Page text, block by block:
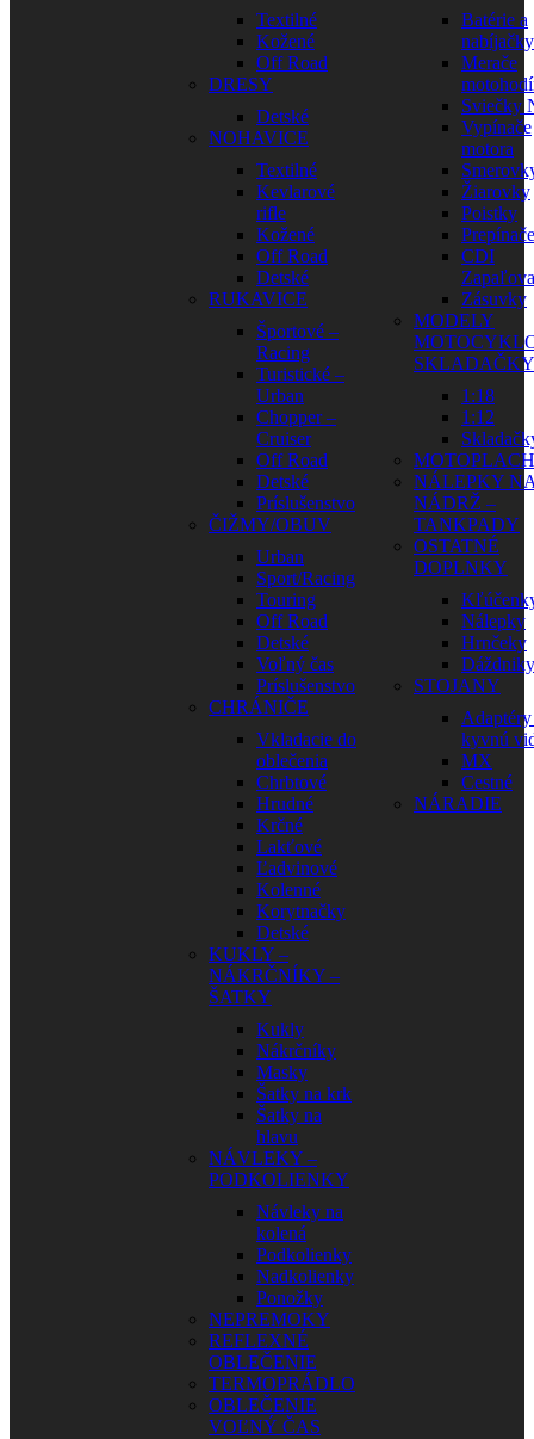
Textilné
Kožené
Off Road
DRESY
Detské
NOHAVICE
Textilné
Kevlarové
rifle
Kožené
Off Road
Detské
RUKAVICE
Športové –
Racing
Turistické –
Urban
Chopper –
Cruiser
Off Road
Detské
Príslušenstvo
ČIŽMY/OBUV
Urban
Sport/Racing
Touring
Off Road
Detské
Voľný čas
Príslušenstvo
CHRÁNIČE
Vkladacie do
oblečenia
Chrbtové
Hrudné
Krčné
Lakťové
Ľadvinové
Kolenné
Korytnačky
Detské
KUKLY –
NÁKRČNÍKY –
ŠATKY
Kukly
Nákrčníky
Masky
Šatky na krk
Šatky na
hlavu
NÁVLEKY –
PODKOLIENKY
Návleky na
kolená
Podkolienky
Nadkolienky
Ponožky
NEPREMOKY
REFLEXNÉ
OBLEČENIE
TERMOPRÁDLO
OBLEČENIE
VOĽNÝ ČAS
Batérie a
nabíjačky
Merače
Sviečky
Vypínače
motora
Žiarovky
Poistky
Prepínače
CDI
Zásuvky
MODELY
SKLADAČKY
1:18
1:12
NÁLEPKY
NÁDRŽ –
TANKPADY
OSTATNÉ
DOPLNKY
Nálepky
Hrnčeky
Dáždniky
STOJANY
kyvnú
MX
Cestné
NÁRADIE